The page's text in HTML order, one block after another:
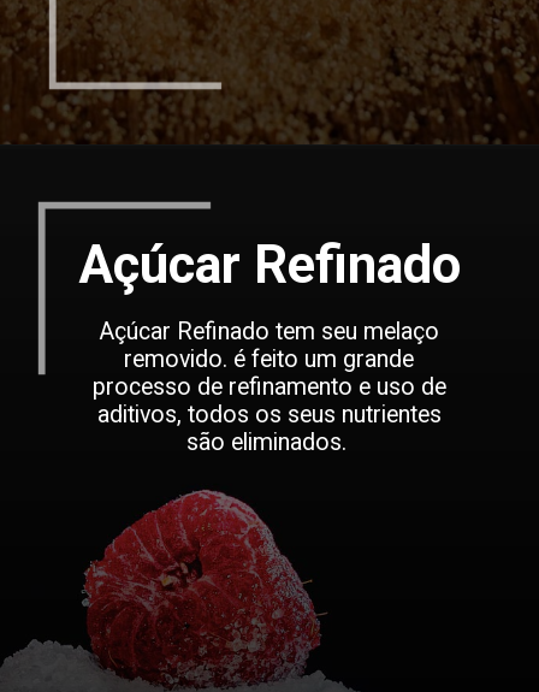
Açúcar Refinado
Açúcar Refinado tem seu melaço
removido. é feito um grande
processo de refinamento e uso de
aditivos, todos os seus nutrientes
são eliminados.